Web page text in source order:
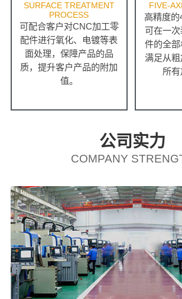
SURFACE TREATMENT
PROCESS
可配合客户对CNC加工零
配件进行氧化、电镀等表
面处理，保障产品的品
质，提升客户产品的附加
值。
FIVE-
高精度的
可在一
件的全部
满足从
所有
公司实力
COMPANY